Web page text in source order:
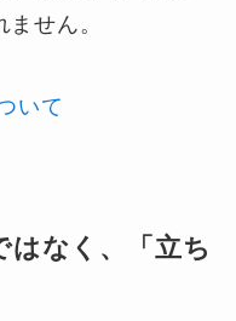
せん。
いて
はなく、「立ち